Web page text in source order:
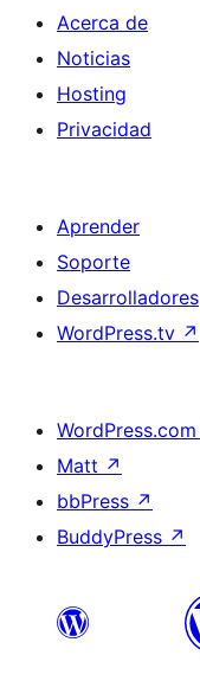
Acerca de
Noticias
Hosting
Privacidad
Aprender
Soporte
Desarrolladores
WordPress.tv ↗
WordPress.com
Matt ↗
bbPress ↗
BuddyPress ↗